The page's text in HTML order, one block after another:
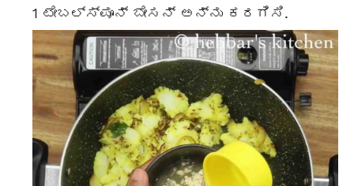
1 ಟೇಬಲ್ಸ್ಪೂನ್ ಬೇಸನ್ ಅನ್ನು ಕರಗಿಸಿ.